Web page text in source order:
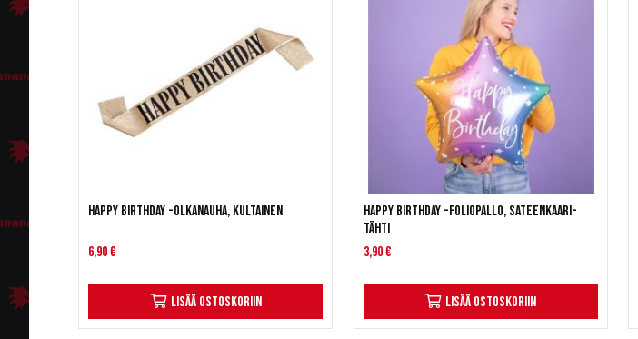
Happy birthday -olkanauha, kultainen
6,90 €
Lisää ostoskoriin
Happy Birthday -foliopallo, Sateenkaari-
tähti
3,90 €
Lisää ostoskoriin